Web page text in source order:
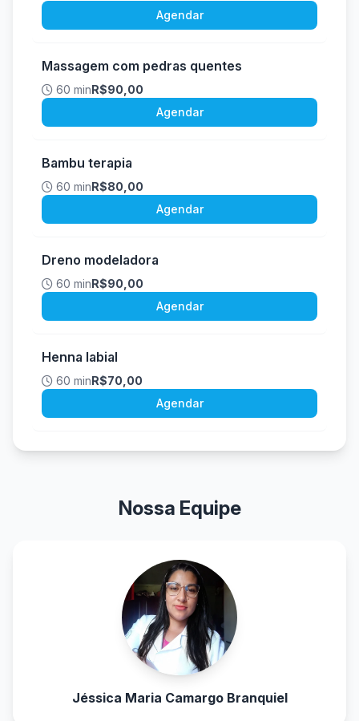
Agendar
Massagem com pedras quentes
60 minR$90,00
Agendar
Bambu terapia
60 minR$80,00
Agendar
Dreno modeladora
60 minR$90,00
Agendar
Henna labial
60 minR$70,00
Agendar
Nossa Equipe
Jéssica Maria Camargo Branquiel